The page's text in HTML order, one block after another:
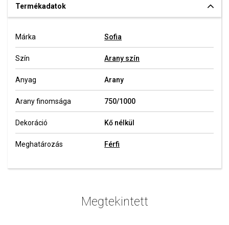
Termékadatok
Márka Sofia
Szín Arany szín
Anyag Arany
Arany finomsága 750/1000
Dekoráció Kő nélkül
Meghatározás Férfi
Megtekintett